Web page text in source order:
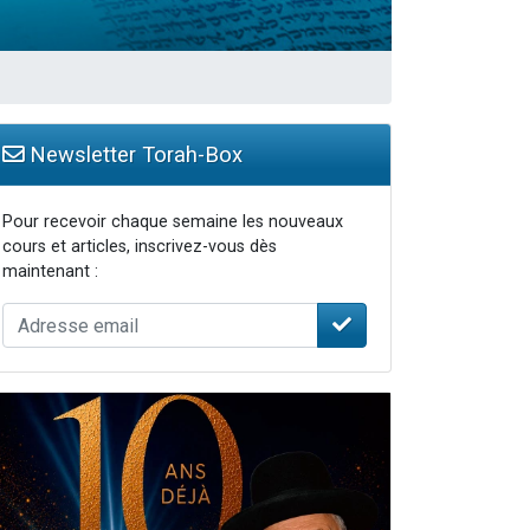
Newsletter Torah-Box
Pour recevoir chaque semaine les nouveaux
cours et articles, inscrivez-vous dès
maintenant :